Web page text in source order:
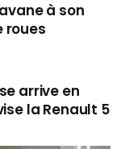
à son
roues
arrive en
la Renault 5